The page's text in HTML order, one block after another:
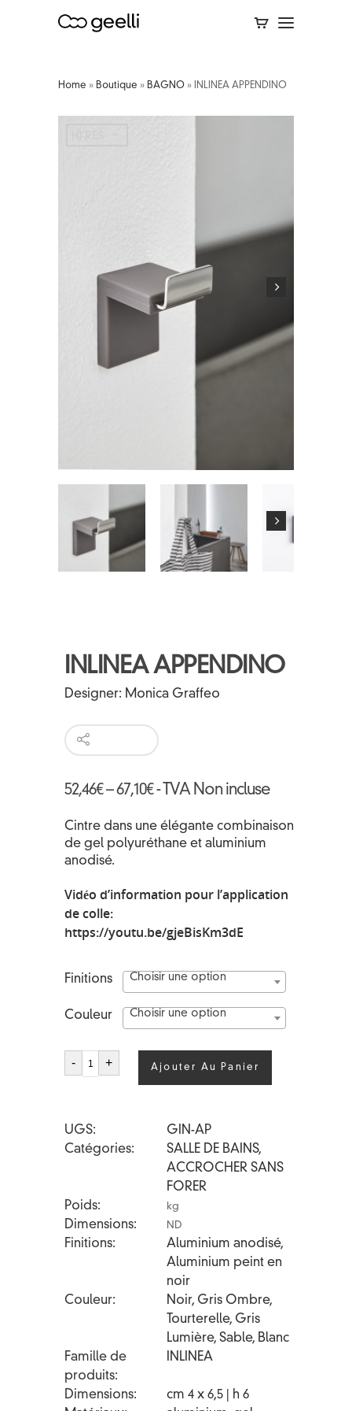
Home » Boutique » BAGNO » INLINEA APPENDINO
INLINEA APPENDINO
Designer: Monica Graffeo
52,46€–67,10€ - TVA Non incluse
Cintre dans une élégante combinaison
de gel polyuréthane et aluminium
anodisé.
Vidéo d’information pour l’application
de colle:
https://youtu.be/gjeBisKm3dE
Finitions Choisir une option
Couleur Choisir une option
quantité
de
- + Ajouter Au Panier
UGS
GIN-AP
Catégories
SALLE DE BAINS,
ACCROCHER SANS
FORER
Poids
kg
Dimensions ND
Finitions
Aluminium anodisé,
Aluminium peint en
noir
Couleur
Noir, Gris Ombre,
Tourterelle, Gris
Lumière, Sable, Blanc
Famille de
produits
INLINEA
Dimensions
cm 4 x 6,5 | h 6